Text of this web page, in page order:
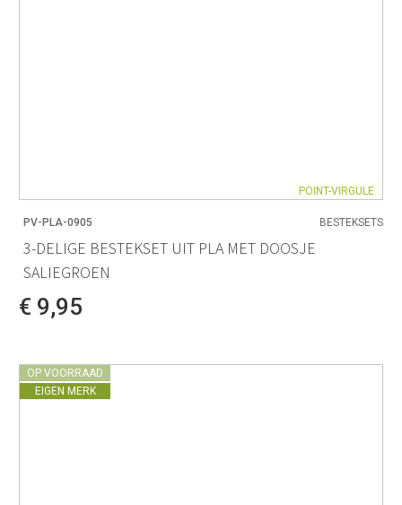
POINT-VIRGULE
PV-PLA-0905 BESTEKSETS
3-DELIGE BESTEKSET UIT PLA MET DOOSJE
SALIEGROEN
€ 9,95
OP VOORRAAD
EIGEN MERK